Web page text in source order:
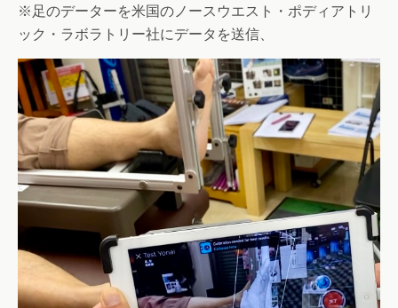
※足のデーターを米国のノースウエスト・ポディアトリ
ック・ラボラトリー社にデータを送信、